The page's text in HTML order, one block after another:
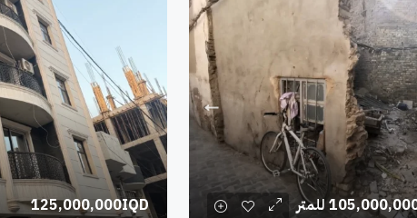
125,000,000IQD